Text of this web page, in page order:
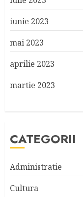
iunie 2023
mai 2023
aprilie 2023
martie 2023
CATEGORII
Administratie
Cultura